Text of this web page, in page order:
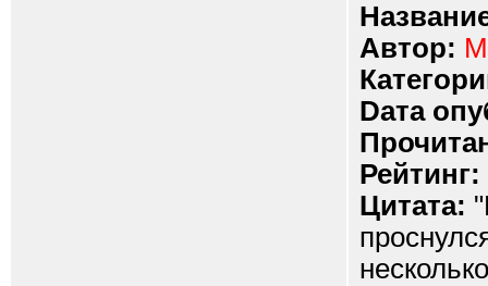
Автор:
Dата
Рейтинг:
Цитата: